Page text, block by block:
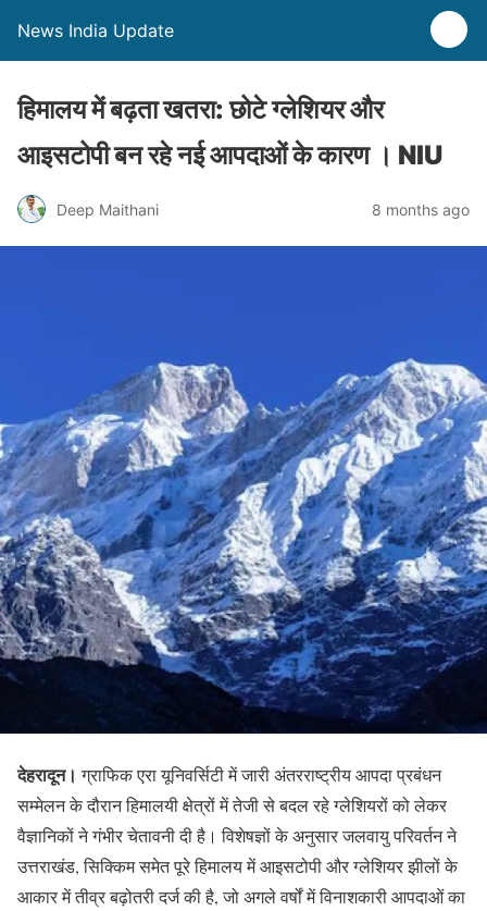
News India Update
हिमालय में बढ़ता खतरा: छोटे ग्लेशियर और
आइसटोपी बन रहे नई आपदाओं के कारण । NIU
Deep Maithani 8 months ago
देहरादून। ग्राफिक एरा यूनिवर्सिटी में जारी अंतरराष्ट्रीय आपदा प्रबंधन
सम्मेलन के दौरान हिमालयी क्षेत्रों में तेजी से बदल रहे ग्लेशियरों को लेकर
वैज्ञानिकों ने गंभीर चेतावनी दी है। विशेषज्ञों के अनुसार जलवायु परिवर्तन ने
उत्तराखंड, सिक्किम समेत पूरे हिमालय में आइसटोपी और ग्लेशियर झीलों के
आकार में तीव्र बढ़ोतरी दर्ज की है, जो अगले वर्षों में विनाशकारी आपदाओं का